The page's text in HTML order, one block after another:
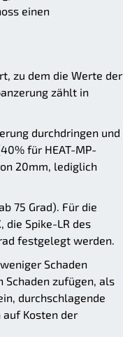
einen
zu dem die Werte der
zählt in
durchdringen und
für HEAT-MP-
20mm, lediglich
75 Grad). Für die
die Spike-LR des
festgelegt werden.
Schaden
Schaden zufügen, als
durchschlagende
auf Kosten der